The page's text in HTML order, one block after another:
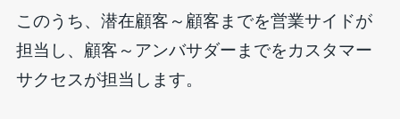
このうち、潜在顧客～顧客までを営業サイドが
担当し、顧客～アンバサダーまでをカスタマー
サクセスが担当します。